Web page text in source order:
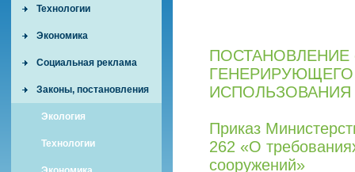
Технологии
Экономика
Социальная реклама
Законы, постановления
Экология
Технологии
ПОСТАНОВЛЕНИЕ
Приказ
262 «О
сооружений»